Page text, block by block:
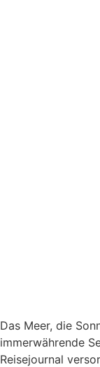
Das Meer, die
immerwährende
Reisejournal